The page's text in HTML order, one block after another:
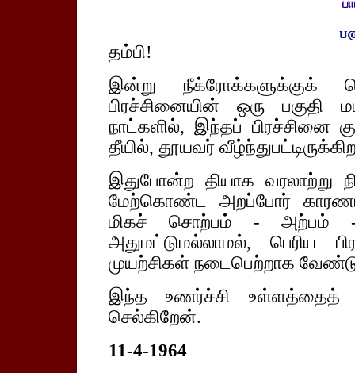
தம்பி!
இன்று நீக்ரோக்களுக்குக்
பிரச்சினையின் ஒரு பகுதி
நாட்களில், இந்தப் பிரச்சினை
தீயில், தூயவர்
இதுபோன்ற தியாக வரலாற்று
மேற்கொண்ட அறப்போர்
மிகச் சொற்பம் - அற்பம் -
அதுமட்டுமல்லாமல், பெரிய
முயற்சிகள் நடைபெற்றாக
இந்த உணர்ச்சி உள்ளத்தைத்
செல்கிறேன்.
11-4-1964